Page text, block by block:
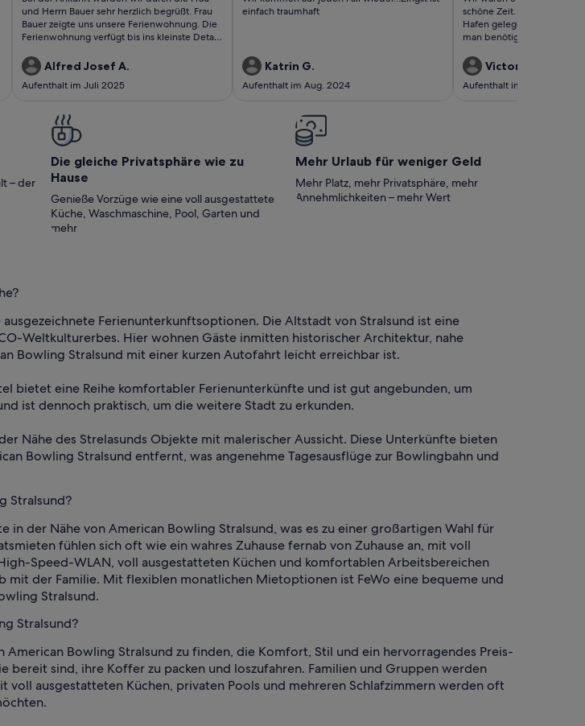
bewertungen)
und Herrn Bauer sehr herzlich begrüßt. Frau
Bauer zeigte uns unsere Ferienwohnung. Die
Ferienwohnung verfügt bis ins kleinste Detail
Wir erhielten jederzeit Tips und Anregungen
was wir noch unternehmen könnten.Wir
haben uns bewusst für diese Ferienwohnung
entschieden.Martina & Alfred aus Neuss
Alfred Josef A.
Aufenthalt im Juli 2025
bewertungen)
einfach traumhaft
Katrin G.
Aufenthalt im Aug. 2024
bewertungen)
schöne Zeit. Die Hütte ist
Hafen gelegen und es gibt
man benötigt. Die
Anreise mit dem Auto
Züge und Bus fahren, aber
zu Fuß recht weit und die
Victoria B.
Aufenthalt im Juli 2024
– der
Die gleiche Privatsphäre wie zu
Hause
Genieße Vorzüge wie eine voll ausgestattete
Küche, Waschmaschine, Pool, Garten und
mehr
Mehr Urlaub für weniger Geld
Mehr Platz, mehr Privatsphäre, mehr
Annehmlichkeiten – mehr Wert
Ferienunterkunftsoptionen. Die Altstadt von Stralsund ist eine
Weltkulturerbes. Hier wohnen Gäste inmitten historischer Architektur, nahe
Bowling Stralsund mit einer kurzen Autofahrt leicht erreichbar ist.
bietet eine Reihe komfortabler Ferienunterkünfte und ist gut angebunden, um
ist dennoch praktisch, um die weitere Stadt zu erkunden.
Nähe des Strelasunds Objekte mit malerischer Aussicht. Diese Unterkünfte bieten
Bowling Stralsund entfernt, was angenehme Tagesausflüge zur Bowlingbahn und
Stralsund?
der Nähe von American Bowling Stralsund, was es zu einer großartigen Wahl für
fühlen sich oft wie ein wahres Zuhause fernab von Zuhause an, mit voll
Speed-WLAN, voll ausgestatteten Küchen und komfortablen Arbeitsbereichen
der Familie. Mit flexiblen monatlichen Mietoptionen ist FeWo eine bequeme und
Stralsund.
Stralsund?
Bowling Stralsund zu finden, die Komfort, Stil und ein hervorragendes Preis-
bereit sind, ihre Koffer zu packen und loszufahren. Familien und Gruppen werden
ausgestatteten Küchen, privaten Pools und mehreren Schlafzimmern werden oft